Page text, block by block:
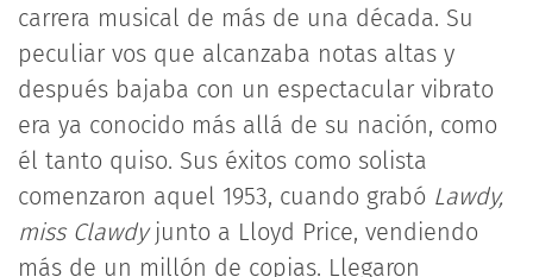
carrera musical de más de una década. Su
peculiar vos que alcanzaba notas altas y
después bajaba con un espectacular vibrato
era ya conocido más allá de su nación, como
él tanto quiso. Sus éxitos como solista
comenzaron aquel 1953, cuando grabó Lawdy,
miss Clawdyjunto a Lloyd Price, vendiendo
más de un millón de copias. Llegaron